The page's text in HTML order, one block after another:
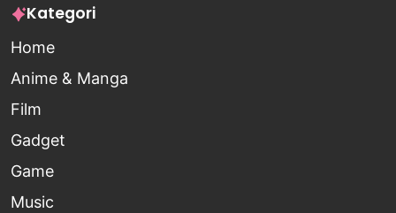
Kategori
Home
Anime & Manga
Film
Gadget
Game
Music